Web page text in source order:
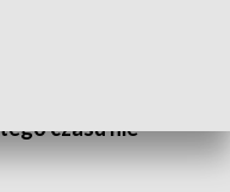
czasu nie